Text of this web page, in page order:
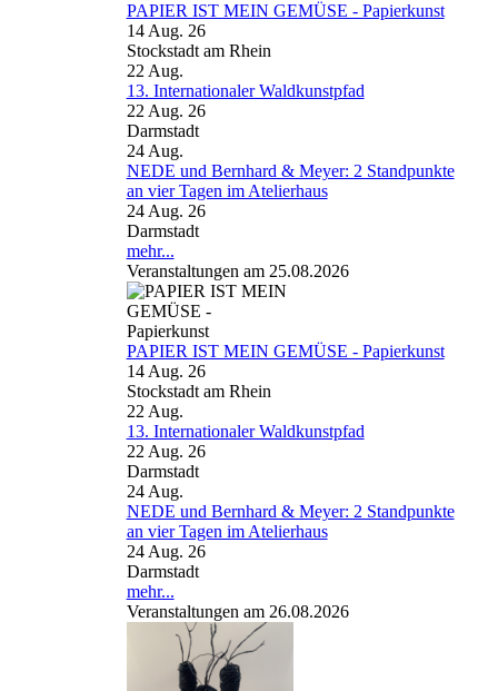
PAPIER IST MEIN GEMÜSE - Papierkunst
14 Aug. 26
Stockstadt am Rhein
22 Aug.
13. Internationaler Waldkunstpfad
22 Aug. 26
Darmstadt
24 Aug.
NEDE und Bernhard & Meyer: 2 Standpunkte
an vier Tagen im Atelierhaus
24 Aug. 26
Darmstadt
mehr...
Veranstaltungen am 25.08.2026
PAPIER IST MEIN GEMÜSE - Papierkunst
14 Aug. 26
Stockstadt am Rhein
22 Aug.
13. Internationaler Waldkunstpfad
22 Aug. 26
Darmstadt
24 Aug.
NEDE und Bernhard & Meyer: 2 Standpunkte
an vier Tagen im Atelierhaus
24 Aug. 26
Darmstadt
mehr...
Veranstaltungen am 26.08.2026